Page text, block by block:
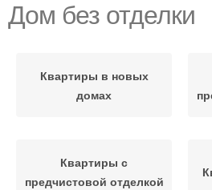
Дом без отделки
Квартиры в новых
домах
Квартиры с
предчистовой отделкой